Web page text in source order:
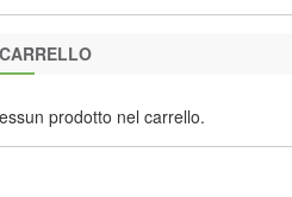
CARRELLO
prodotto nel carrello.